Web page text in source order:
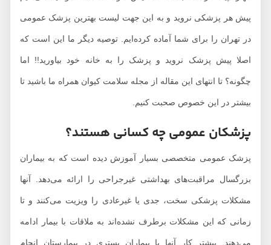
پیش هر پزشکی نروید و به این جهت لیست بهترین پزشک عمومی
در تهران را برای شما آماده کرده‌ایم. توصیه دیگر ما این است که
اصلا پیش پزشک نروید و پزشک را به خانه خود بیاورید!! اما
چگونه؟ تا انتهای این مقاله از مجله سلامت کیوان همراه ما باشید تا
بیشتر در این خصوص صحبت کنیم.
پزشکان عمومی چه کسانی هستند؟
پزشک عمومی متخصصی بسیار آموزش دیده است که به بیماران
بزرگسال مراقبت‌های بهداشتی غیرجراحی را ارائه می‌دهد. آنها
مشکلات پزشکی سخت، جدی یا غیرعادی را ویزیت می‌کنند و تا
زمانی که این مشکلات برطرف‌ نشده‌اند به ملاقات با بیمار ادامه
می‌دهند. بیشتر کار آنها با بیماران بستری در بیمارستان انجام